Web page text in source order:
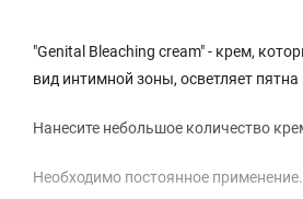
"Genital Bleaching cream" - крем,
вид интимной зоны, осветляет
Нанесите небольшое количество
Необходимо постоянное применение.